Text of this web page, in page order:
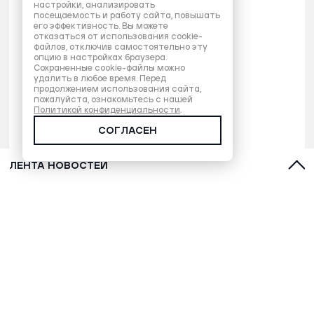
ЛЕНТА НОВОСТЕЙ
настройки, анализировать
посещаемость и работу сайта, повышать
его эффективность. Вы можете
отказаться от использования cookie-
файлов, отключив самостоятельно эту
опцию в настройках браузера.
Сохраненные cookie-файлы можно
удалить в любое время. Перед
продолжением использования сайта,
пожалуйста, ознакомьтесь с нашей
Политикой конфиденциальности.
СОГЛАСЕН